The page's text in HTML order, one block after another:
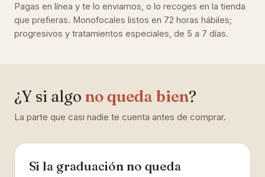
Pagas en línea y te lo enviamos, o lo recoges en la tienda
que prefieras. Monofocales listos en 72 horas hábiles;
progresivos y tratamientos especiales, de 5 a 7 días.
¿Y si algo no queda bien?
La parte que casi nadie te cuenta antes de comprar.
Si la graduación no queda